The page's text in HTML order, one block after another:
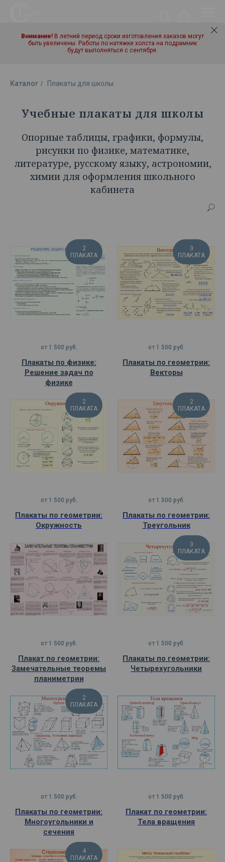
Внимание! В летний период сроки изготовления заказов могут
быть увеличены. Работы по натяжке холста на подрамник
будут выполняться с сентября.
Каталог / Плакаты для школы
Учебные плакаты для школы
Опорные таблицы, графики, формулы,
рисунки по физике, математике,
литературе, русскому языку, астрономии,
химии для оформления школьного
кабинета
2
ПЛАКАТА
от 1 500 руб.
Плакаты по физике:
Решение задач по
физике
3
ПЛАКАТА
от 1 500 руб.
Плакаты по геометрии:
Векторы
2
ПЛАКАТА
от 1 500 руб.
Плакаты по геометрии:
Окружность
2
ПЛАКАТА
от 1 500 руб.
Плакаты по геометрии:
Треугольник
от 1 500 руб.
Плакат по геометрии:
Замечательные теоремы
планиметрии
3
ПЛАКАТА
от 1 500 руб.
Плакаты по геометрии:
Четырехугольники
2
ПЛАКАТА
от 1 500 руб.
Плакаты по геометрии:
Многоугольники и
сечения
от 1 500 руб.
Плакат по геометрии:
Тела вращения
4
ПЛАКАТА